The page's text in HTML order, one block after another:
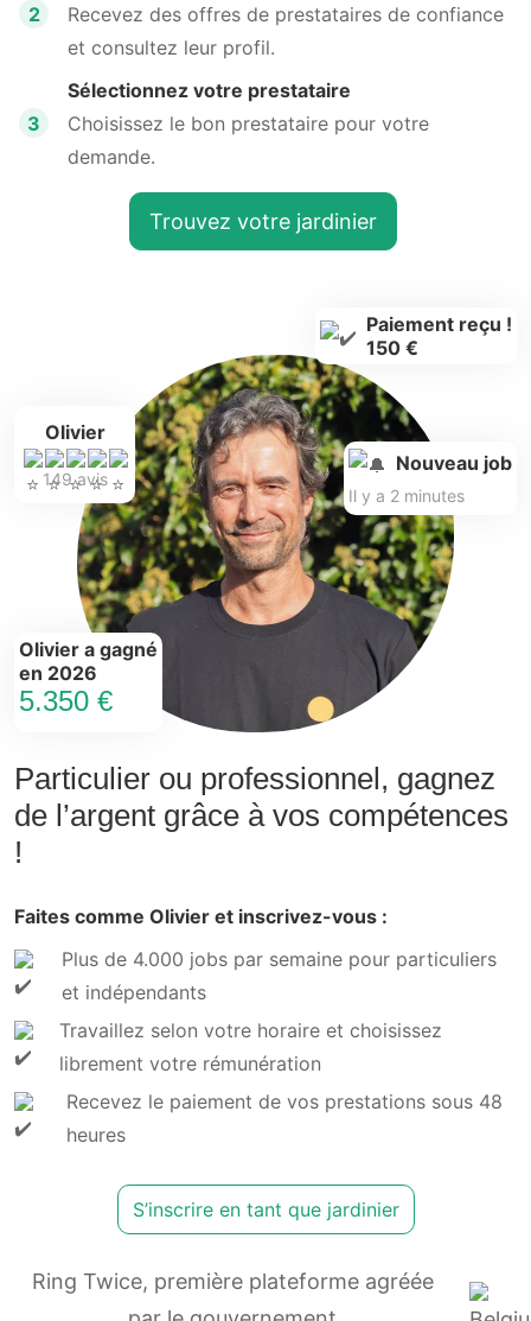
2
Recevez des offres de prestataires de confiance
et consultez leur profil.
3
Sélectionnez votre prestataire
Choisissez le bon prestataire pour votre
demande.
Trouvez votre jardinier
Particulier ou professionnel, gagnez
de l’argent grâce à vos compétences
!
Faites comme Olivier et inscrivez-vous :
Plus de 4.000 jobs par semaine pour particuliers
et indépendants
Travaillez selon votre horaire et choisissez
librement votre rémunération
Recevez le paiement de vos prestations sous 48
heures
S’inscrire en tant que jardinier
Olivier
149 avis
Olivier a gagné
en 2026
5.350 €
Paiement reçu !
150 €
Nouveau job
Il y a 2 minutes
Ring Twice, première plateforme agréée